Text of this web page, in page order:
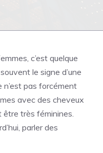
c’est quelque
le signe d’une
pas forcément
avec des cheveux
très féminines.
parler des